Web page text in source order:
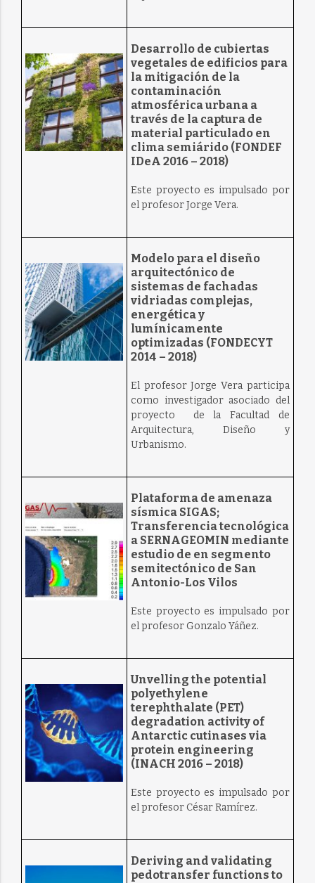
Desarrollo de cubiertas
vegetales de edificios para
la mitigación de la
contaminación
atmosférica urbana a
través de la captura de
material particulado en
clima semiárido (FONDEF
IDeA 2016 – 2018)
Este proyecto es impulsado por
el profesor Jorge Vera.
Modelo para el diseño
arquitectónico de
sistemas de fachadas
vidriadas complejas,
energética y
lumínicamente
optimizadas (FONDECYT
2014 – 2018)
El profesor Jorge Vera participa
como investigador asociado del
proyecto de la Facultad de
Arquitectura, Diseño y
Urbanismo.
Plataforma de amenaza
sísmica SIGAS;
Transferencia tecnológica
a SERNAGEOMIN mediante
estudio de en segmento
semitectónico de San
Antonio-Los Vilos
Este proyecto es impulsado por
el profesor Gonzalo Yáñez.
Unvelling the potential
polyethylene
terephthalate (PET)
degradation activity of
Antarctic cutinases via
protein engineering
(INACH 2016 – 2018)
Este proyecto es impulsado por
el profesor César Ramírez.
Deriving and validating
pedotransfer functions to